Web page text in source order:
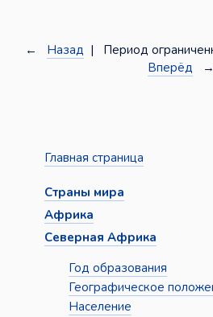
← Назад | Период
Вперёд →
Главная страница
Страны мира
Африка
Северная Африка
Год образования
Географическое
Население